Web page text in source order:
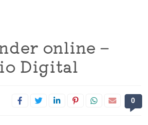
online –
Digital
0